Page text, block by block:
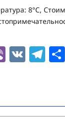
8°C,
Viber
VK